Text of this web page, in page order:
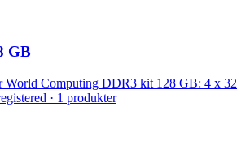
GB
World Computing DDR3 kit 128 GB: 4 x 32
· 1 produkter